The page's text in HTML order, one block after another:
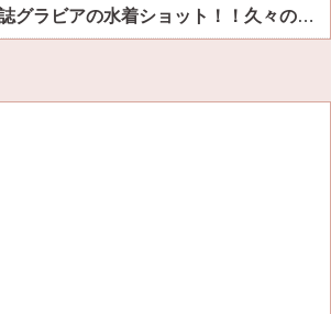
女優・森日菜美、雑誌グラビアの水着ショット！！久々の姿にファン悶絶ｗｗ